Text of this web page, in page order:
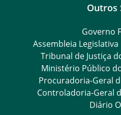
Outros
Governo
Assembleia
Tribunal de Justiça
Ministério Público
Procuradoria-Geral
Controladoria-Geral
Diário